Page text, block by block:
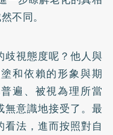
不同。
歧視態度呢？他人與
和依賴的形象與期
遍、被視為理所當
意識地接受了。最
法，進而按照對自